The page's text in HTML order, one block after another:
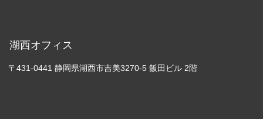
湖西オフィス
〒431-0441 静岡県湖西市吉美3270-5 飯田ビル 2階